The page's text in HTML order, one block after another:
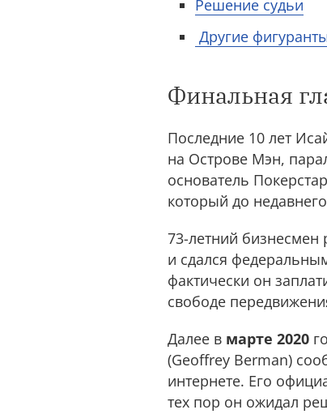
Решение судьи
Другие
Финальная
Последние 10 лет
на Острове Мэн,
основатель
который до
73-летний бизнесмен
и сдался
фактически он
свободе
Далее в марте 2020
(Geoffrey Berman)
интернете. Его
тех пор он ожидал